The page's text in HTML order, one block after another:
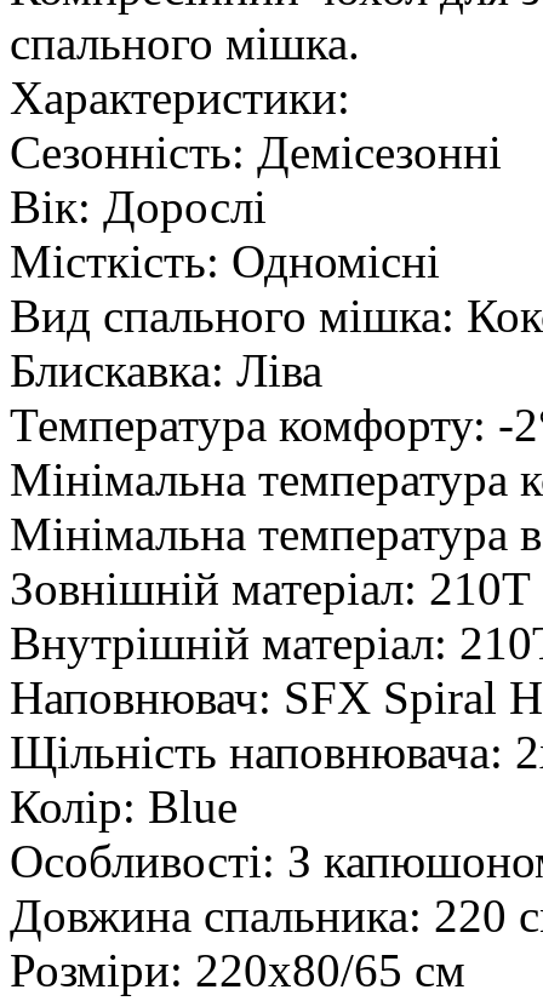
спального мішка.
Характеристики:
Сезонність: Демісезонні
Вік: Дорослі
Місткість: Одномісні
Вид спального мішка:
Блискавка: Ліва
Температура комфорту: -
Мінімальна температура
Мінімальна температура
Зовнішній матеріал:
Внутрішній матеріал:
Наповнювач: SFX Spiral
Щільність наповнювача:
Колір: Blue
Особливості: З
Довжина спальника: 220
Розміри: 220x80/65 см